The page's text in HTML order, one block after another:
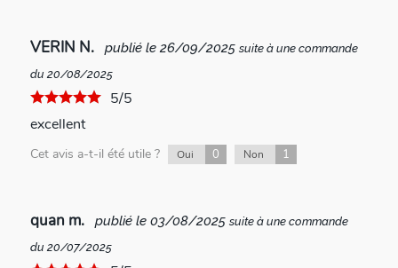
VERIN N. publié le 26/09/2025 suite à une commande
du 20/08/2025
5/5
excellent
Cet avis a-t-il été utile ? Oui 0 Non 1
quan m. publié le 03/08/2025 suite à une commande
du 20/07/2025